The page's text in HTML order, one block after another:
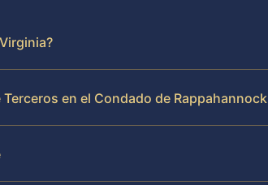
en el Condado de Rappahannock